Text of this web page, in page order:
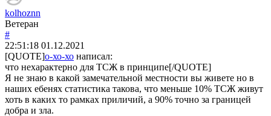
kolhoznn
Ветеран
#
22:51:18 01.12.2021
[QUOTE]о-хо-хо написал:
что нехарактерно для ТСЖ в принципе[/QUOTE]
Я не знаю в какой замечательной местности вы живете но в
наших ебенях статистика такова, что меньше 10% ТСЖ живут
хоть в каких то рамках приличий, а 90% точно за границей
добра и зла.